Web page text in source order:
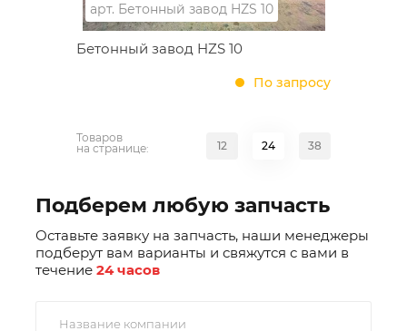
арт. Бетонный завод HZS 10
Бетонный завод HZS 10
По запросу
Товаров
на странице:
12 24 38
Подберем любую запчасть
Оставьте заявку на запчасть, наши менеджеры
подберут вам варианты и свяжутся с вами в
течение 24 часов